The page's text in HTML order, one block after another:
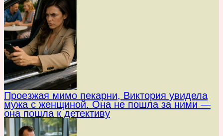
Проезжая мимо пекарни, Виктория увидела
мужа с женщиной. Она не пошла за ними —
она пошла к детективу